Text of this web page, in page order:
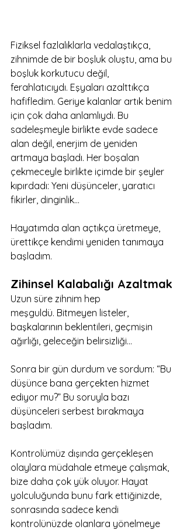
Fiziksel fazlalıklarla vedalaştıkça,
zihnimde de bir boşluk oluştu, ama bu
boşluk korkutucu değil,
ferahlatıcıydı. Eşyaları azalttıkça
hafifledim. Geriye kalanlar artık benim
için çok daha anlamlıydı. Bu
sadeleşmeyle birlikte evde sadece
alan değil, enerjim de yeniden
artmaya başladı. Her boşalan
çekmeceyle birlikte içimde bir şeyler
kıpırdadı: Yeni düşünceler, yaratıcı
fikirler, dinginlik…
Hayatımda alan açtıkça üretmeye,
ürettikçe kendimi yeniden tanımaya
başladım.
Zihinsel Kalabalığı Azaltmak
Uzun süre zihnim hep
meşguldü. Bitmeyen listeler,
başkalarının beklentileri, geçmişin
ağırlığı, geleceğin belirsizliği…
Sonra bir gün durdum ve sordum: “Bu
düşünce bana gerçekten hizmet
ediyor mu?” Bu soruyla bazı
düşünceleri serbest bırakmaya
başladım.
Kontrolümüz dışında gerçekleşen
olaylara müdahale etmeye çalışmak,
bize daha çok yük oluyor. Hayat
yolculuğunda bunu fark ettiğinizde,
sonrasında sadece kendi
kontrolünüzde olanlara yönelmeye